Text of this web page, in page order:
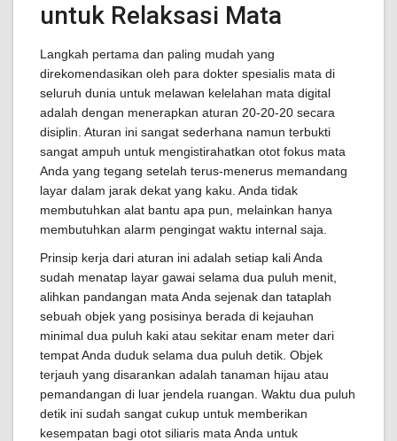
untuk Relaksasi Mata
Langkah pertama dan paling mudah yang
direkomendasikan oleh para dokter spesialis mata di
seluruh dunia untuk melawan kelelahan mata digital
adalah dengan menerapkan aturan 20-20-20 secara
disiplin. Aturan ini sangat sederhana namun terbukti
sangat ampuh untuk mengistirahatkan otot fokus mata
Anda yang tegang setelah terus-menerus memandang
layar dalam jarak dekat yang kaku. Anda tidak
membutuhkan alat bantu apa pun, melainkan hanya
membutuhkan alarm pengingat waktu internal saja.
Prinsip kerja dari aturan ini adalah setiap kali Anda
sudah menatap layar gawai selama dua puluh menit,
alihkan pandangan mata Anda sejenak dan tataplah
sebuah objek yang posisinya berada di kejauhan
minimal dua puluh kaki atau sekitar enam meter dari
tempat Anda duduk selama dua puluh detik. Objek
terjauh yang disarankan adalah tanaman hijau atau
pemandangan di luar jendela ruangan. Waktu dua puluh
detik ini sudah sangat cukup untuk memberikan
kesempatan bagi otot siliaris mata Anda untuk